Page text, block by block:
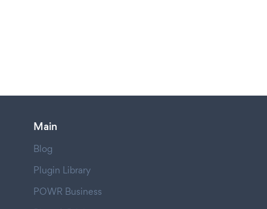
Main
Blog
Plugin Library
POWR Business